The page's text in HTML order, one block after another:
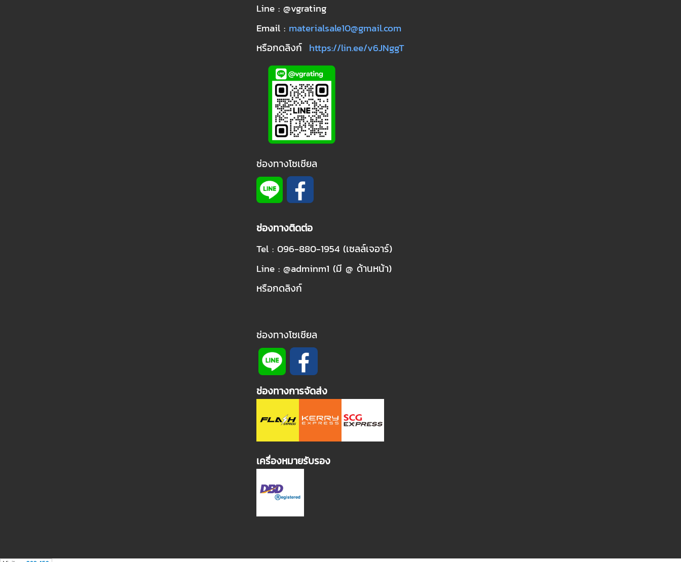
Line : @vgrating
Email : materialsale10@gmail.com
หรือกดลิงก์ https://lin.ee/v6JNggT
ช่องทางโซเชียล
ช่องทางติดต่อ
Tel : 096-880-1954 (เซลล์เจอาร์)
Line : @adminm1 (มี @ ด้านหน้า)
หรือกดลิงก์
ช่องทางโซเชียล
ช่องทางการจัดส่ง
เครื่องหมายรับรอง